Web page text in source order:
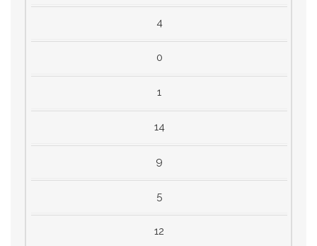
4
0
1
14
9
5
12